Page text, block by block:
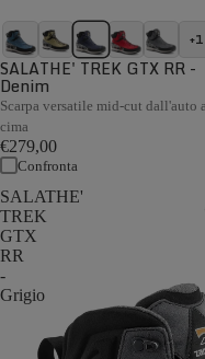
+1
SALATHE' TREK GTX RR -
Denim
Scarpa versatile mid-cut dall'auto
cima
€279,00
Confronta
SALATHE'
TREK
GTX
RR
-
Grigio